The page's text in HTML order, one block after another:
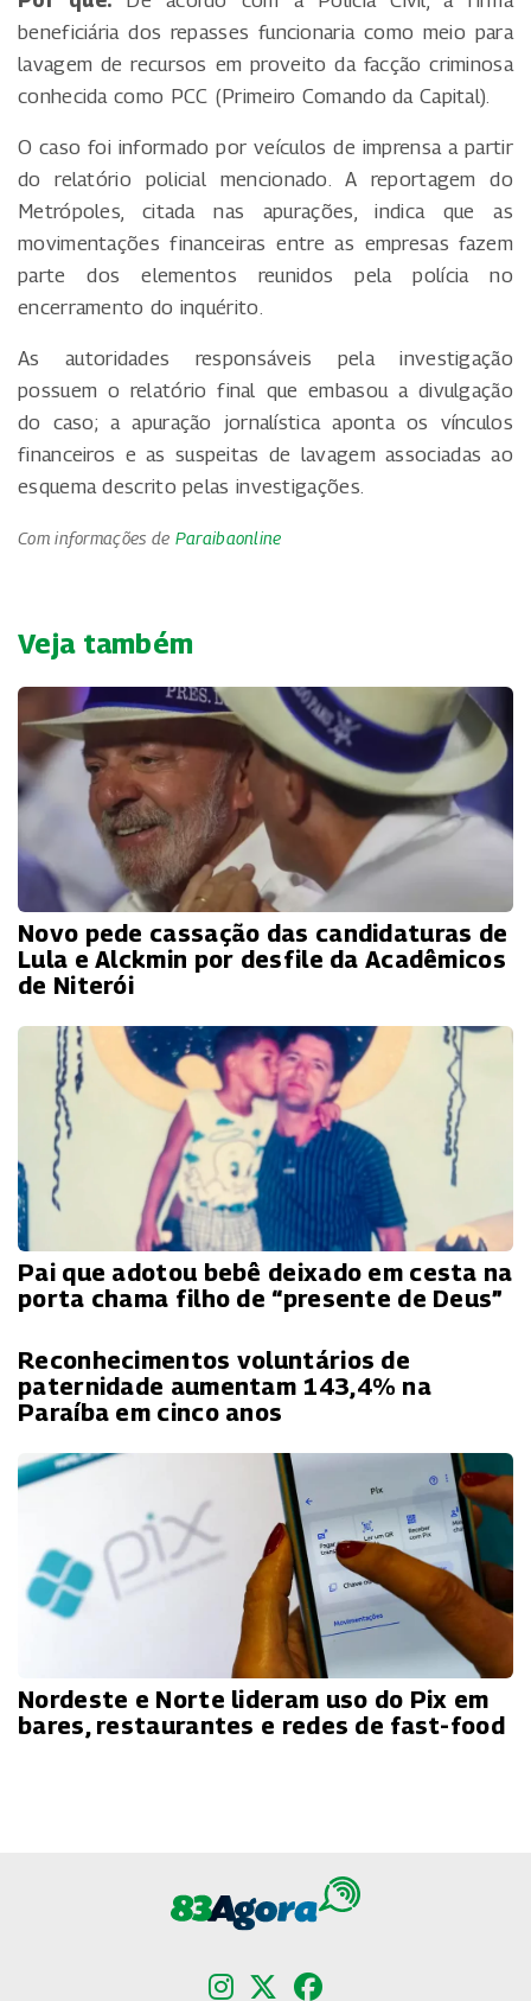
beneficiária dos repasses funcionaria como meio para
lavagem de recursos em proveito da facção criminosa
conhecida como PCC (Primeiro Comando da Capital).
O caso foi informado por veículos de imprensa a partir
do relatório policial mencionado. A reportagem do
Metrópoles, citada nas apurações, indica que as
movimentações financeiras entre as empresas fazem
parte dos elementos reunidos pela polícia no
encerramento do inquérito.
As autoridades responsáveis pela investigação
possuem o relatório final que embasou a divulgação
do caso; a apuração jornalística aponta os vínculos
financeiros e as suspeitas de lavagem associadas ao
esquema descrito pelas investigações.
Com informações de Paraibaonline
Veja também
Novo pede cassação das candidaturas de
Lula e Alckmin por desfile da Acadêmicos
de Niterói
Pai que adotou bebê deixado em cesta na
porta chama filho de “presente de Deus”
Reconhecimentos voluntários de
paternidade aumentam 143,4% na
Paraíba em cinco anos
Nordeste e Norte lideram uso do Pix em
bares, restaurantes e redes de fast-food